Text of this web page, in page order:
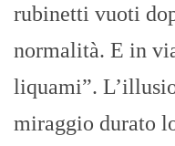
rubinetti vuoti
normalità. E in
liquami”.
miraggio durato